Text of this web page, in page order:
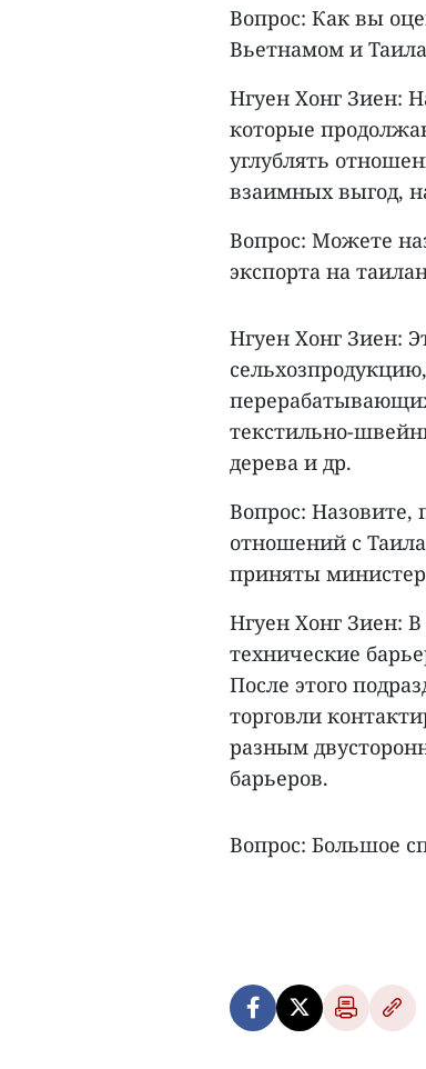
Вопрос: Как вы
Вьетнамом и
Нгуен Хонг Зиен:
которые
углублять
взаимных выгод,
Вопрос: Можете
экспорта на
Нгуен Хонг Зиен:
текстильно-
дерева и др.
Вопрос: Назовите,
отношений с
приняты
Нгуен Хонг Зиен:
технические
После этого
торговли
разным
барьеров.
Вопрос: Большое